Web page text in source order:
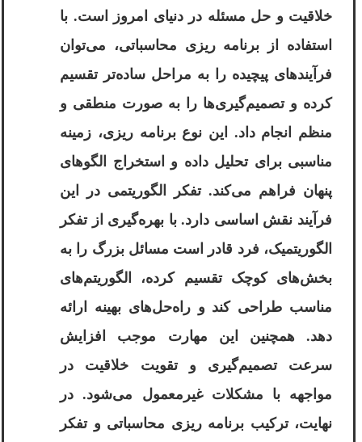
خلاقیت و حل مسئله در دنیای امروز است. با
استفاده از برنامه ریزی محاسباتی، می‌توان
فرآیندهای پیچیده را به مراحل ساده‌تر تقسیم
کرده و تصمیم‌گیری‌ها را به صورت منطقی و
منظم انجام داد. این نوع برنامه ریزی، زمینه
مناسبی برای تحلیل داده و استخراج الگوهای
پنهان فراهم می‌کند. تفکر الگوریتمی در این
فرآیند نقش اساسی دارد. با بهره‌گیری از تفکر
الگوریتمیک، فرد قادر است مسائل بزرگ را به
بخش‌های کوچک تقسیم کرده، الگوریتم‌های
مناسب طراحی کند و راه‌حل‌های بهینه ارائه
دهد. همچنین این مهارت موجب افزایش
سرعت تصمیم‌گیری و تقویت خلاقیت در
مواجهه با مشکلات غیرمعمول می‌شود. در
نهایت، ترکیب برنامه ریزی محاسباتی و تفکر